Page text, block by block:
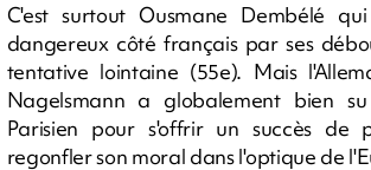
C'est surtout Ousmane Dembélé
dangereux côté français par ses
tentative lointaine (55e). Mais
Nagelsmann a globalement bien
Parisien pour s'offrir un succès de
regonfler son moral dans l'optique de